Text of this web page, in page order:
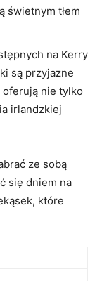
świetnym tłem
na Kerry
są przyjazne
oferują nie tylko
irlandzkiej
ze sobą
się dniem na
które